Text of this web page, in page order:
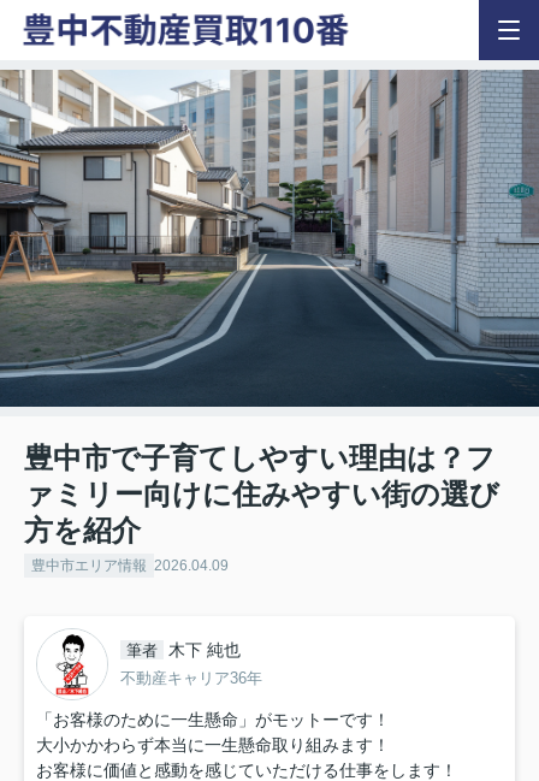
豊中市で子育てしやすい理由は？フ
ァミリー向けに住みやすい街の選び
方を紹介
豊中市エリア情報 2026.04.09
筆者 木下 純也
不動産キャリア36年
「お客様のために一生懸命」がモットーです！
大小かかわらず本当に一生懸命取り組みます！
お客様に価値と感動を感じていただける仕事をします！